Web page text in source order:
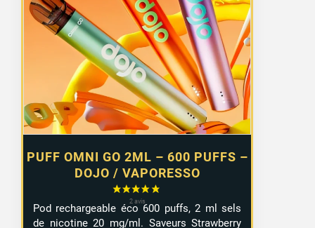
PUFF OMNI GO 2ML – 600 PUFFS –
DOJO / VAPORESSO
initial
était :
6,55 €.
actuel
est :
4,99 €.
Pod rechargeable éco 600 puffs, 2 ml sels
de nicotine 20 mg/ml. Saveurs Strawberry